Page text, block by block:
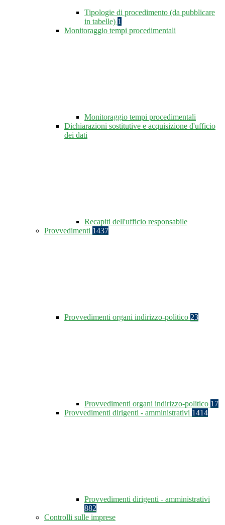
Tipologie di procedimento (da pubblicare
in tabelle) 1
Monitoraggio tempi procedimentali
Monitoraggio tempi procedimentali
Dichiarazioni sostitutive e acquisizione d'ufficio
dei dati
Recapiti dell'ufficio responsabile
Provvedimenti 1437
Provvedimenti organi indirizzo-politico 23
Provvedimenti organi indirizzo-politico 17
Provvedimenti dirigenti - amministrativi 1414
Provvedimenti dirigenti - amministrativi
882
Controlli sulle imprese